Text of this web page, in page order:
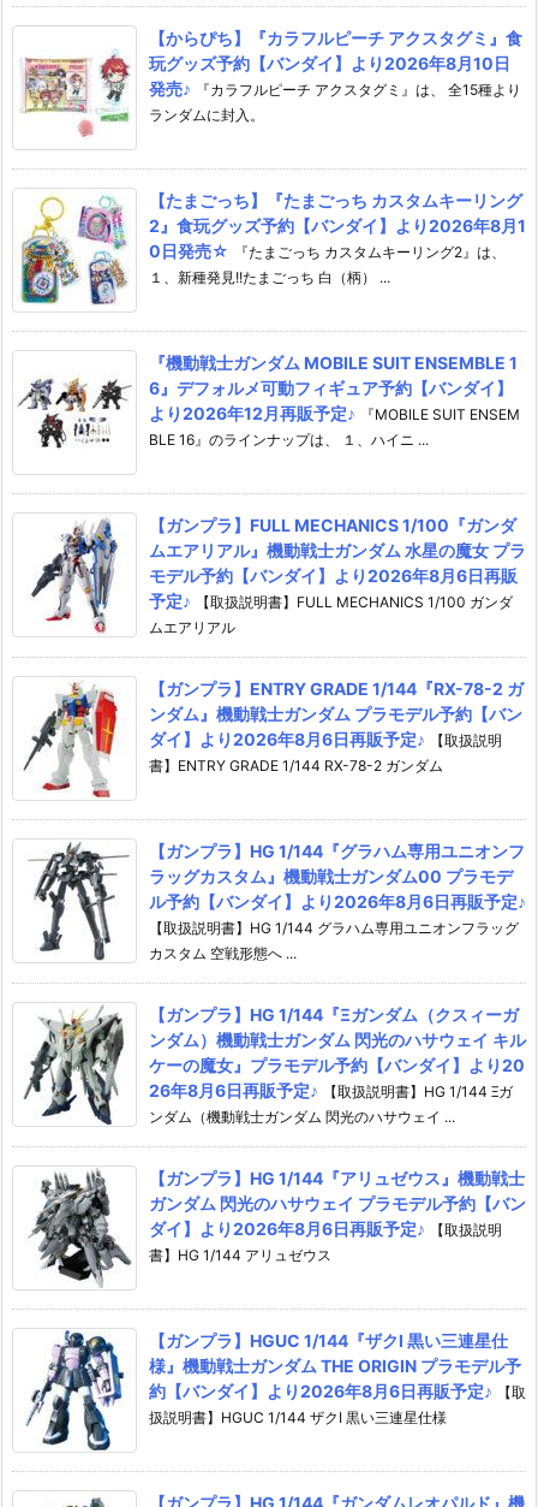
【からぴち】『カラフルピーチ アクスタグミ』食
玩グッズ予約【バンダイ】より2026年8月10日
発売♪
『カラフルピーチ アクスタグミ』は、 全15種より
ランダムに封入。
【たまごっち】『たまごっち カスタムキーリング
2』食玩グッズ予約【バンダイ】より2026年8月1
0日発売☆
『たまごっち カスタムキーリング2』は、
１、新種発見!!たまごっち 白（柄） ...
『機動戦士ガンダム MOBILE SUIT ENSEMBLE 1
6』デフォルメ可動フィギュア予約【バンダイ】
より2026年12月再販予定♪
『MOBILE SUIT ENSEM
BLE 16』のラインナップは、 １、ハイニ ...
【ガンプラ】FULL MECHANICS 1/100『ガンダ
ムエアリアル』機動戦士ガンダム 水星の魔女 プラ
モデル予約【バンダイ】より2026年8月6日再販
予定♪
【取扱説明書】FULL MECHANICS 1/100 ガンダ
ムエアリアル
【ガンプラ】ENTRY GRADE 1/144『RX-78-2 ガ
ンダム』機動戦士ガンダム プラモデル予約【バン
ダイ】より2026年8月6日再販予定♪
【取扱説明
書】ENTRY GRADE 1/144 RX-78-2 ガンダム
【ガンプラ】HG 1/144『グラハム専用ユニオンフ
ラッグカスタム』機動戦士ガンダム00 プラモデ
ル予約【バンダイ】より2026年8月6日再販予定♪
【取扱説明書】HG 1/144 グラハム専用ユニオンフラッグ
カスタム 空戦形態へ ...
【ガンプラ】HG 1/144『Ξガンダム（クスィーガ
ンダム）機動戦士ガンダム 閃光のハサウェイ キル
ケーの魔女』プラモデル予約【バンダイ】より20
26年8月6日再販予定♪
【取扱説明書】HG 1/144 Ξガ
ンダム（機動戦士ガンダム 閃光のハサウェイ ...
【ガンプラ】HG 1/144『アリュゼウス』機動戦士
ガンダム 閃光のハサウェイ プラモデル予約【バン
ダイ】より2026年8月6日再販予定♪
【取扱説明
書】HG 1/144 アリュゼウス
【ガンプラ】HGUC 1/144『ザクI 黒い三連星仕
様』機動戦士ガンダム THE ORIGIN プラモデル予
約【バンダイ】より2026年8月6日再販予定♪
【取
扱説明書】HGUC 1/144 ザクI 黒い三連星仕様